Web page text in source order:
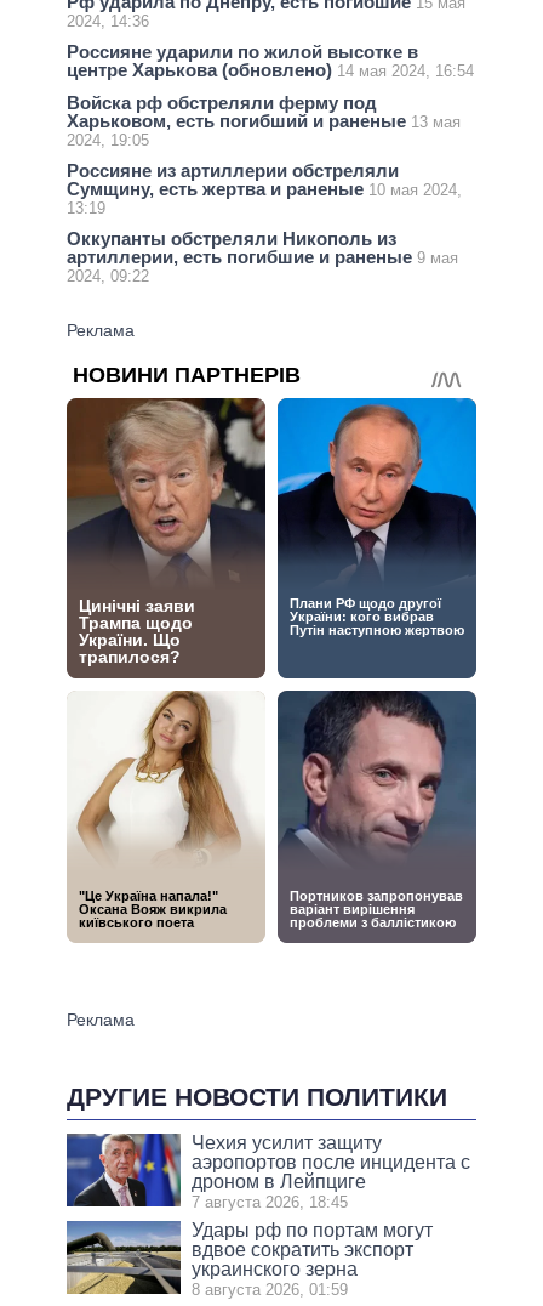
2024, 14:36
Россияне ударили по жилой высотке в
центре Харькова (обновлено) 14 мая 2024, 16:54
Войска рф обстреляли ферму под
Харьковом, есть погибший и раненые 13 мая
2024, 19:05
Россияне из артиллерии обстреляли
Сумщину, есть жертва и раненые 10 мая 2024,
13:19
Оккупанты обстреляли Никополь из
артиллерии, есть погибшие и раненые 9 мая
2024, 09:22
ДРУГИЕ НОВОСТИ ПОЛИТИКИ
Чехия усилит защиту
аэропортов после инцидента с
дроном в Лейпциге
7 августа 2026, 18:45
Удары рф по портам могут
вдвое сократить экспорт
украинского зерна
8 августа 2026, 01:59